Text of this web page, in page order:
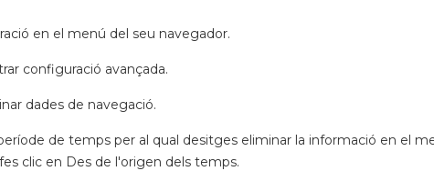
en el menú del seu navegador.
configuració avançada.
dades de navegació.
de temps per al qual desitges eliminar la informació en el
clic en Des de l'origen dels temps.